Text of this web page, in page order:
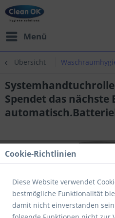
Menü
Übersicht
Spendet das nächste
Cookie-Richtlinien
Diese Website verwendet
bestmögliche Funktionalität
damit nicht einverstanden